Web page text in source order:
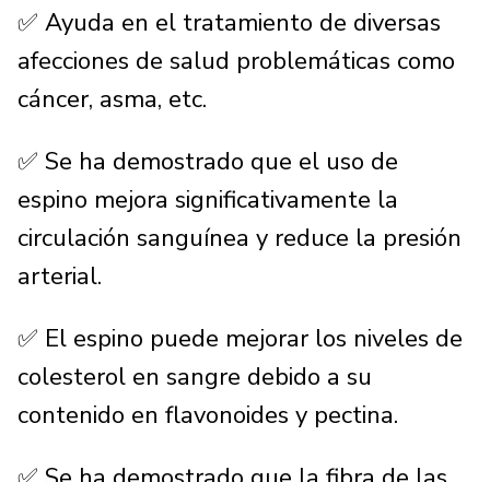
✅ Ayuda en el tratamiento de diversas
afecciones de salud problemáticas como
cáncer, asma, etc.
✅ Se ha demostrado que el uso de
espino mejora significativamente la
circulación sanguínea y reduce la presión
arterial.
✅ El espino puede mejorar los niveles de
colesterol en sangre debido a su
contenido en flavonoides y pectina.